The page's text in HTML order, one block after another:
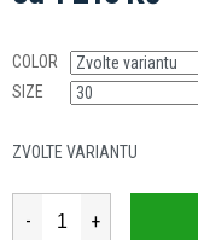
cena:
COLOR
SIZE
ZVOLTE VARIANTU